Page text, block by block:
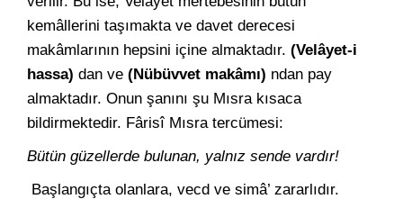
kemâllerini taşımakta ve davet derecesi
makâmlarının hepsini içine almaktadır. (Velâyet-i
hassa) dan ve (Nübüvvet makâmı) ndan pay
almaktadır. Onun şanını şu Mısra kısaca
bildirmektedir. Fârisî Mısra tercümesi:
Bütün güzellerde bulunan, yalnız sende vardır!
Başlangıçta olanlara, vecd ve simâ’ zararlıdır.